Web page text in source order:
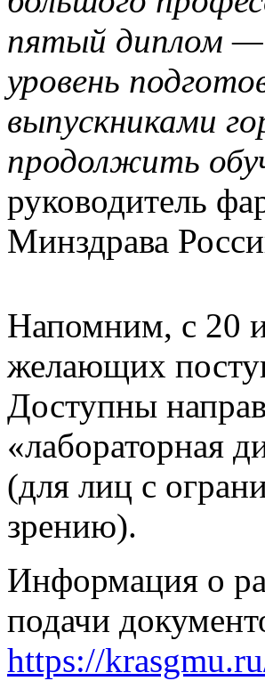
пятый диплом —
уровень
выпускниками
продолжить
руководитель
Минздрава
Напомним, с 20
желающих
Доступны
«лабораторная
(для лиц с
зрению).
Информация о
подачи
https://